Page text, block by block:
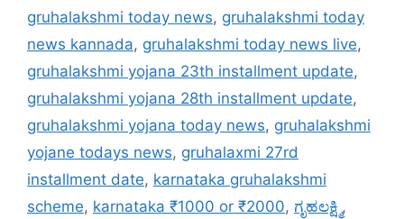
gruhalakshmi today news, gruhalakshmi today
news kannada, gruhalakshmi today news live,
gruhalakshmi yojana 23th installment update,
gruhalakshmi yojana 28th installment update,
gruhalakshmi yojana today news, gruhalakshmi
yojane todays news, gruhalaxmi 27rd
installment date, karnataka gruhalakshmi
scheme, karnataka ₹1000 or ₹2000, ಗೃಹಲಕ್ಷ್ಮಿ ,